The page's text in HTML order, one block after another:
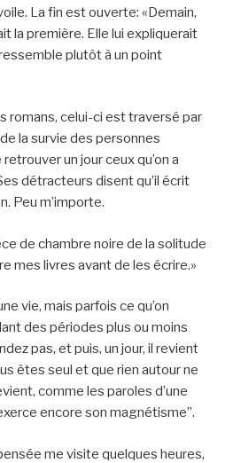
La fin est ouverte: «Demain,
la première. Elle lui expliquerait
plutôt à un point
romans, celui-ci est traversé par
la survie des personnes
un jour ceux qu’on a
détracteurs disent qu’il écrit
Peu m’importe.
de chambre noire de la solitude
mes livres avant de les écrire.»
vie, mais parfois ce qu’on
des périodes plus ou moins
pas, et puis, un jour, il revient
êtes seul et que rien autour ne
comme les paroles d’une
encore son magnétisme”.
me visite quelques heures,